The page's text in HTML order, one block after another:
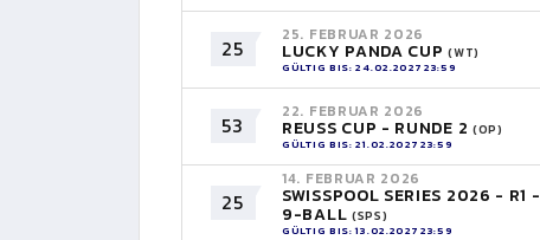
25
25. FEBRUAR 2026
LUCKY PANDA CUP(WT)
GÜLTIG BIS: 24.02.2027 23:59
53
22. FEBRUAR 2026
REUSS CUP - RUNDE 2 (OP)
GÜLTIG BIS: 21.02.2027 23:59
25
14. FEBRUAR 2026
SWISSPOOL SERIES 2026 - R1 -
9-BALL (SPS)
GÜLTIG BIS: 13.02.2027 23:59